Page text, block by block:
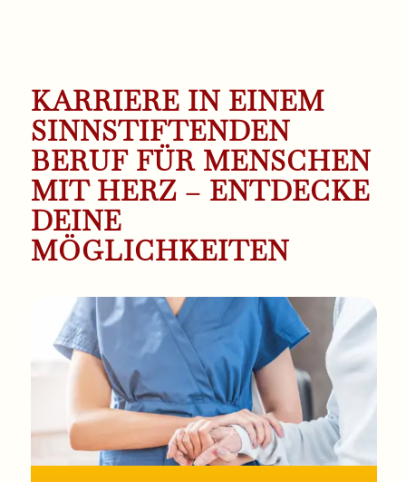
KARRIERE IN EINEM
SINNSTIFTENDEN
BERUF FÜR MENSCHEN
MIT HERZ – ENTDECKE
DEINE
MÖGLICHKEITEN